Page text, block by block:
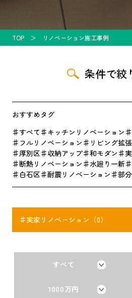
TOP リノベーション施工事例
条件で絞
おすすめタグ
すべて
キッチンリノベーション
フルリノベーション
リビング拡張
厚別区
収納アップ 和モダン
断熱リノベーション
水廻り一新
白石区
耐震リノベーション 部
実家リノベーション（0）
すべて
1000万円